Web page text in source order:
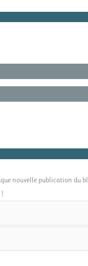
nouvelle publication du
!